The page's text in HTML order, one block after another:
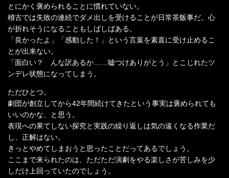
とにかく褒められることに慣れていない。
稽古では失敗の連続でダメ出しを受けることが日常茶飯事だ。心
が折れそうになることもしばしばある。
「良かったよ」「感動した！」という言葉を素直に受け止めるこ
とが出来ない。
「面白い？ んな訳あるか……嘘つけありがとう」とこじれたツ
ンデレ状態になってしまう。
ただひとつ。
劇団が創立してから42年間続けてきたという事実は褒められても
いいのかな、と思う。
表現への果てしない探究と実践の繰り返しは気の遠くなる作業だ
し、正解はない。
きっとやめてしまおうと思ったことだってあるでしょう。
ここまで来られたのは、ただただ演劇をやる楽しさが苦しみを少
しだけ上回っていたのでしょう。